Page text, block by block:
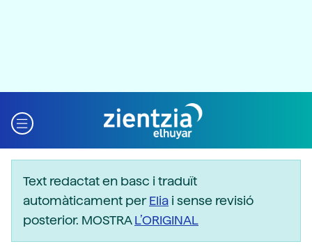
Text redactat en basc i traduït
automàticament perElia i sense revisió
posterior. MOSTRAL’ORIGINAL